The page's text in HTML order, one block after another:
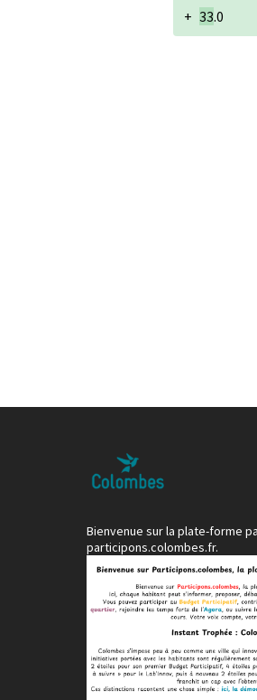
+ 33.0
Bienvenue sur la plate-forme
participons.colombes.fr.